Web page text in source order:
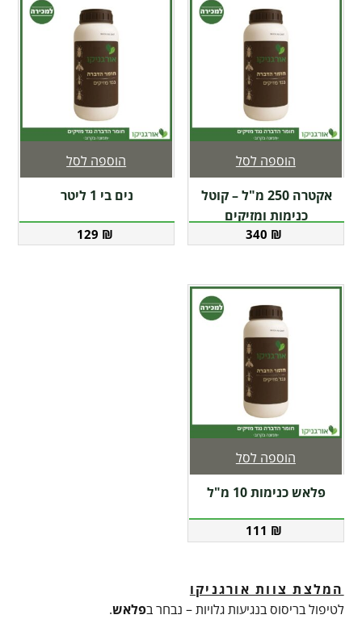
אקטרה 250 מ"ל – קוטל
כנימות ומזיקים
340 ₪
הוספה לסל
נים בי 1 ליטר
129 ₪
הוספה לסל
פלאש כנימות 10 מ"ל
111 ₪
הוספה לסל
המלצת צוות אורגניקו
לטיפול בריסוס בנגיעות גלויות – נבחר בפלאש.